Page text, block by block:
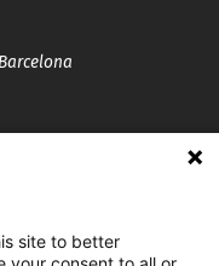
site to better